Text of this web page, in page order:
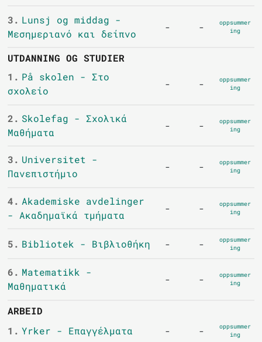
3. Lunsj og middag -
Μεσημεριανό και δείπνο
- -
oppsummer
ing
UTDANNING OG STUDIER
1. På skolen - Στο
σχολείο
- -
oppsummer
ing
2. Skolefag - Σχολικά
Μαθήματα
- -
oppsummer
ing
3. Universitet -
Πανεπιστήμιο
- -
oppsummer
ing
4. Akademiske avdelinger
- Ακαδημαϊκά τμήματα
- -
oppsummer
ing
5. Bibliotek - Βιβλιοθήκη - -
oppsummer
ing
6. Matematikk -
Μαθηματικά
- -
oppsummer
ing
ARBEID
1. Yrker - Επαγγέλματα - -
oppsummer
ing